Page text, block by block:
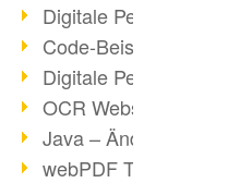
Digitale Personalakte
Code-Beispiel
Digitale Personalakte
OCR Webservice
Java – Änderungen der
webPDF Toolbox